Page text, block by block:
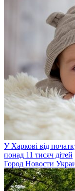
У Харкові від
понад 11 тисяч дітей
Город Новости